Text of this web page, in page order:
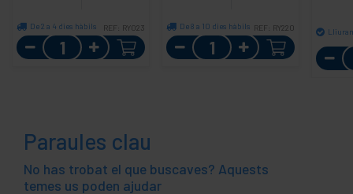
De 2 a 4 dies hàbils REF: RY023
Quantitat
De 8 a 10 dies hàbils REF: RY220
Quantitat
Paraules clau
No has trobat el que buscaves? Aquests
temes us poden ajudar